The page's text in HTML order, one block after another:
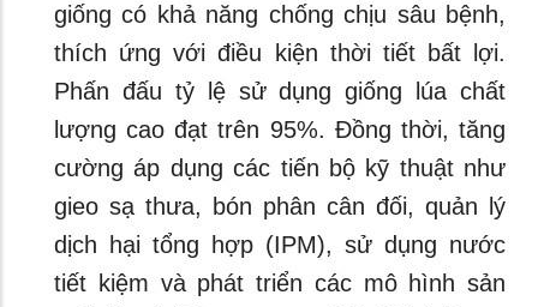
giống có khả năng chống chịu sâu bệnh,
thích ứng với điều kiện thời tiết bất lợi.
Phấn đấu tỷ lệ sử dụng giống lúa chất
lượng cao đạt trên 95%. Đồng thời, tăng
cường áp dụng các tiến bộ kỹ thuật như
gieo sạ thưa, bón phân cân đối, quản lý
dịch hại tổng hợp (IPM), sử dụng nước
tiết kiệm và phát triển các mô hình sản